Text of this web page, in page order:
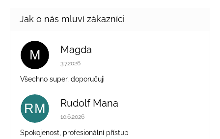
M Magda
Hodnocení obchodu je 5 z 5 hvězdiček.
3.7.2026
Všechno super, doporučuji
RM Rudolf Mana
Hodnocení obchodu je 5 z 5 hvězdiček.
10.6.2026
Spokojenost, profesionální přístup